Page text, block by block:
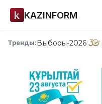
KAZINFORM
Тренды:Выборы-2026